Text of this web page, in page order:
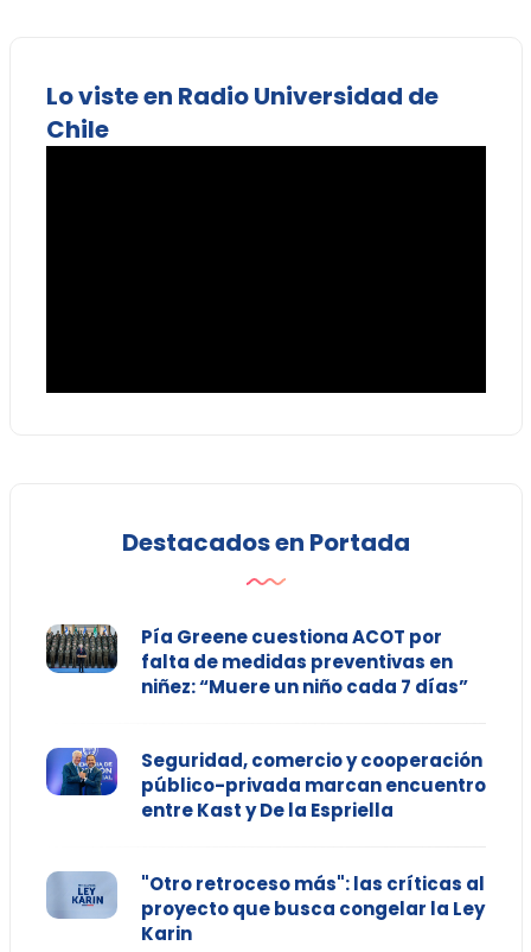
Lo viste en Radio Universidad de
Chile
Destacados en Portada
Pía Greene cuestiona ACOT por
falta de medidas preventivas en
niñez: “Muere un niño cada 7 días”
Seguridad, comercio y cooperación
público-privada marcan encuentro
entre Kast y De la Espriella
"Otro retroceso más": las críticas al
proyecto que busca congelar la Ley
Karin